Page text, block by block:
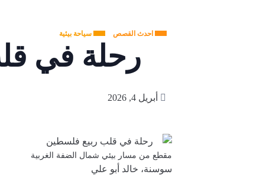
احدث القصص سياحة بيئية
رحلة في
أبريل 4, 2026
مقطع من مسار بيئي شمال الضفة الغربية
سوسنة، خالد أبو علي